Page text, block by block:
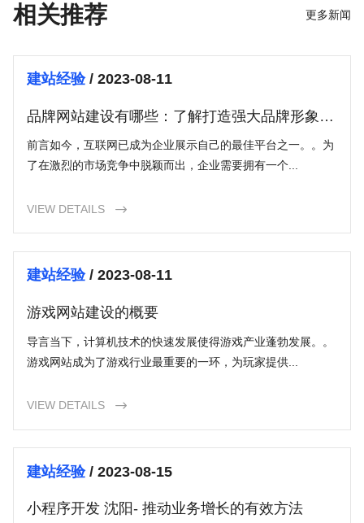
相关推荐 更多新闻
建站经验/ 2023-08-11
品牌网站建设有哪些：了解打造强大品牌形象的
关键
前言如今，互联网已成为企业展示自己的最佳平台之一。。为
了在激烈的市场竞争中脱颖而出，企业需要拥有一个...
VIEW DETAILS 
建站经验/ 2023-08-11
游戏网站建设的概要
导言当下，计算机技术的快速发展使得游戏产业蓬勃发展。。
游戏网站成为了游戏行业最重要的一环，为玩家提供...
VIEW DETAILS 
建站经验/ 2023-08-15
小程序开发 沈阳- 推动业务增长的有效方法